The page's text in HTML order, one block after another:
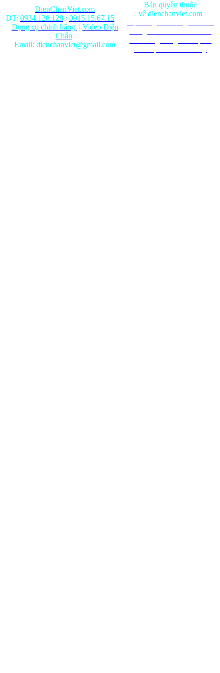
DienChanViet.com
ĐT: 0934.128.128/0915.15.67.15
Dụng cụ chính hãng | Video Diện
Chẩn
Email: dienchanviet@gmail.com
Bản quyền thuộc
về dienchanviet.com